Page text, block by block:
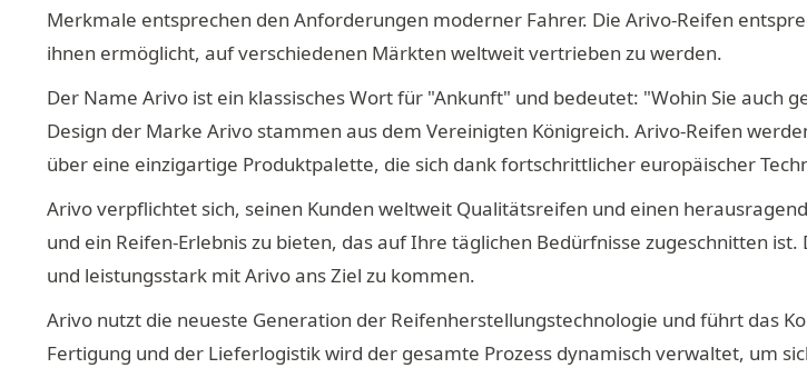
Merkmale entsprechen den Anforderungen moderner Fahrer. Die Arivo-Reifen
ihnen ermöglicht, auf verschiedenen Märkten weltweit vertrieben zu werden.
Der Name Arivo ist ein klassisches Wort für "Ankunft" und bedeutet: "Wohin Sie auch
Design der Marke Arivo stammen aus dem Vereinigten Königreich. Arivo-Reifen
über eine einzigartige Produktpalette, die sich dank fortschrittlicher europäischer
Arivo verpflichtet sich, seinen Kunden weltweit Qualitätsreifen und einen
und ein Reifen-Erlebnis zu bieten, das auf Ihre täglichen Bedürfnisse zugeschnitten
und leistungsstark mit Arivo ans Ziel zu kommen.
Arivo nutzt die neueste Generation der Reifenherstellungstechnologie und führt das
Fertigung und der Lieferlogistik wird der gesamte Prozess dynamisch verwaltet, um